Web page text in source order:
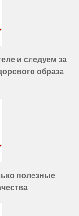
и следуем за
образа
полезные